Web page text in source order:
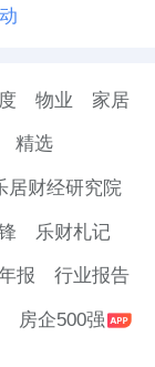
物业 家居
精选
居财经研究院
乐财札记
报 行业报告
房企500强